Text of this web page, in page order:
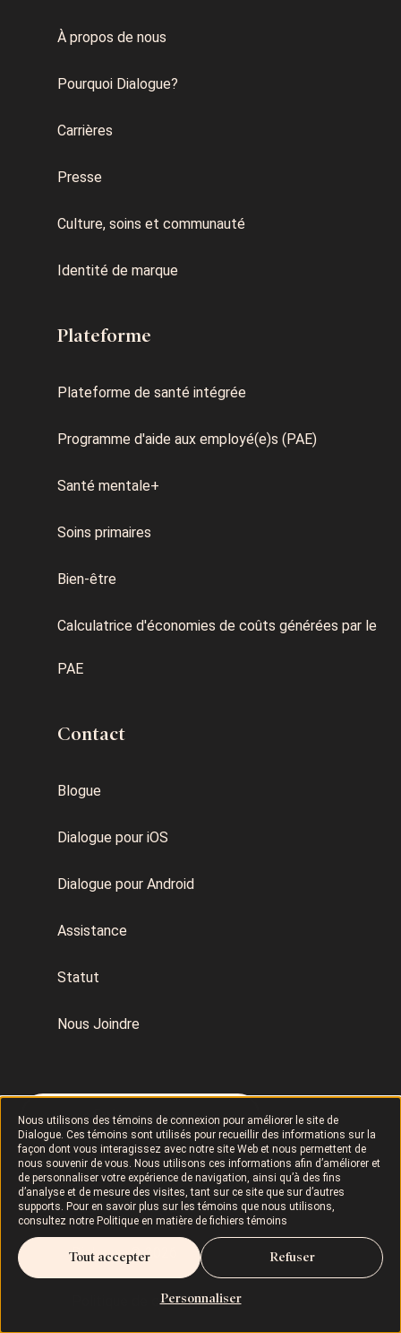
Nous utilisons des témoins de connexion pour améliorer le site de
Dialogue. Ces témoins sont utilisés pour recueillir des informations sur la
façon dont vous interagissez avec notre site Web et nous permettent de
nous souvenir de vous. Nous utilisons ces informations afin d’améliorer et
de personnaliser votre expérience de navigation, ainsi qu’à des fins
d’analyse et de mesure des visites, tant sur ce site que sur d’autres
supports. Pour en savoir plus sur les témoins que nous utilisons,
consultez notre Politique en matière de fichiers témoins
Personnaliser
Tout accepter Refuser
À propos de nous
Pourquoi Dialogue?
Carrières
Presse
Culture, soins et communauté
Identité de marque
Plateforme
Plateforme de santé intégrée
Programme d'aide aux employé(e)s (PAE)
Santé mentale+
Soins primaires
Bien-être
Calculatrice d'économies de coûts générées par le
PAE
Contact
Blogue
Dialogue pour iOS
Dialogue pour Android
Assistance
Statut
Nous Joindre
Dialogue © 2026
Politique de confidentialité
Suivez-nous